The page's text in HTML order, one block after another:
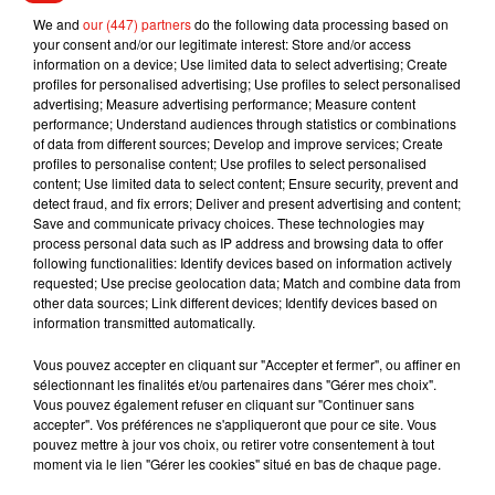
Pour donner votre sang, prenez rendez-voussur le site
internet de l'établissement français du sang.
Musique
5 août 2026
Benny Blanco invite Selena Gomez et
Becky G sur son nouveau single
4 août 2026
Tiny Desk invite Charlie Puth pour une
live session solaire
We and our (447) partnersdo the following data processing based on
your consent and/or our legitimate interest: Store and/or access
information on a device; Use limited data to select advertising; Create
profiles for personalised advertising; Use profiles to select personalised
advertising; Measure advertising performance; Measure content
performance; Understand audiences through statistics or combinations
of data from different sources; Develop and improve services; Create
profiles to personalise content; Use profiles to select personalised
content; Use limited data to select content; Ensure security, prevent and
detect fraud, and fix errors; Deliver and present advertising and content;
Save and communicate privacy choices. These technologies may
process personal data such as IP address and browsing data to offer
following functionalities: Identify devices based on information actively
requested; Use precise geolocation data; Match and combine data from
other data sources; Link different devices; Identify devices based on
information transmitted automatically.
Vous pouvez accepter en cliquant sur "Accepter et fermer", ou affiner en
sélectionnant les finalités et/ou partenaires dans "Gérer mes choix".
Vous pouvez également refuser en cliquant sur "Continuer sans
accepter". Vos préférences ne s'appliqueront que pour ce site. Vous
pouvez mettre à jour vos choix, ou retirer votre consentement à tout
moment via le lien "Gérer les cookies" situé en bas de chaque page.